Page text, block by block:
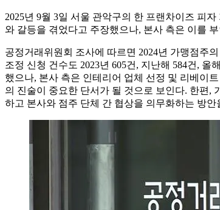
2025년 9월 3일 서울 관악구의 한 프랜차이즈 피
와 갈등을 겪었다고 주장했으나, 본사 측은 이를
공정거래위원회 조사에 따르면 2024년 가맹점주
조정 신청 건수도 2023년 605건, 지난해 584건,
했으나, 본사 측은 인테리어 업체 선정 및 리베이
의 진술이 중요한 단서가 될 것으로 보인다. 한편,
하고 본사와 점주 단체 간 협상을 의무화하는 방안